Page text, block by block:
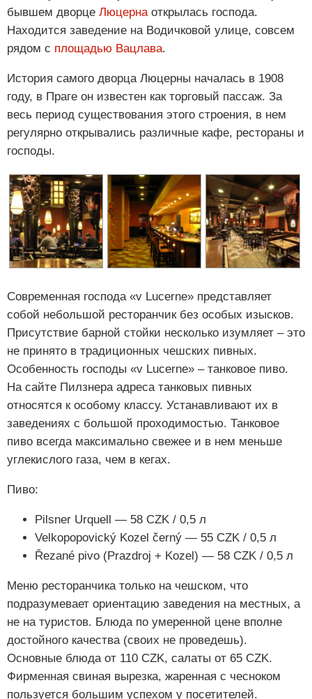
бывшем дворце Люцерна открылась господа.
Находится заведение на Водичковой улице, совсем
рядом с площадью Вацлава.
История самого дворца Люцерны началась в 1908
году, в Праге он известен как торговый пассаж. За
весь период существования этого строения, в нем
регулярно открывались различные кафе, рестораны и
господы.
Современная господа «v Lucerne» представляет
собой небольшой ресторанчик без особых изысков.
Присутствие барной стойки несколько изумляет – это
не принято в традиционных чешских пивных.
Особенность господы «v Lucerne» – танковое пиво.
На сайте Пилзнера адреса танковых пивных
относятся к особому классу. Устанавливают их в
заведениях с большой проходимостью. Танковое
пиво всегда максимально свежее и в нем меньше
углекислого газа, чем в кегах.
Пиво:
Pilsner Urquell — 58 CZK / 0,5 л
Velkopopovický Kozel černý — 55 CZK / 0,5 л
Řezané pivo (Prazdroj + Kozel) — 58 CZK / 0,5 л
Меню ресторанчика только на чешском, что
подразумевает ориентацию заведения на местных, а
не на туристов. Блюда по умеренной цене вполне
достойного качества (своих не проведешь).
Основные блюда от 110 CZK, салаты от 65 CZK.
Фирменная свиная вырезка, жаренная с чесноком
пользуется большим успехом у посетителей.